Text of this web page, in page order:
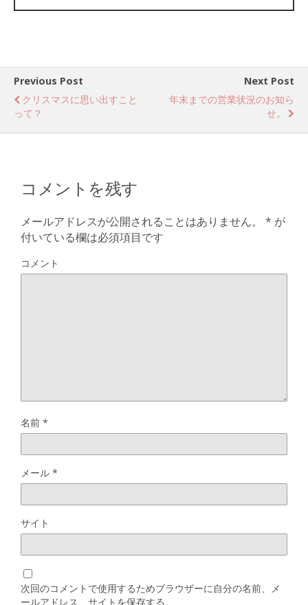
Previous Post
クリスマスに思い出すこと
って？
Next Post
年末までの営業状況のお知ら
せ。
コメントを残す
メールアドレスが公開されることはありません。 * が
付いている欄は必須項目です
コメント
名前 *
メール *
サイト
次回のコメントで使用するためブラウザーに自分の名前、メ
ールアドレス、サイトを保存する。